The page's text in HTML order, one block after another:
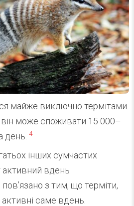
майже виключно термітами.
може споживати 15 000–
день. 4
інших сумчастих
активний вдень
з тим, що терміти,
саме вдень.